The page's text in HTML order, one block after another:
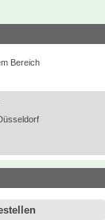
Bereich